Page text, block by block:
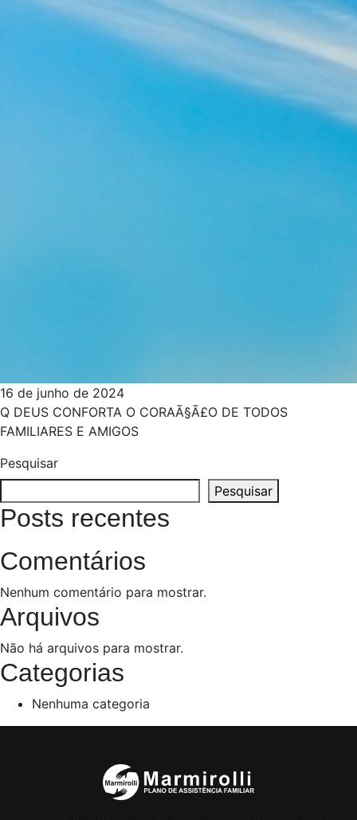
16 de junho de 2024
Q DEUS CONFORTA O CORAÃ§Ã£O DE TODOS
FAMILIARES E AMIGOS
Pesquisar
Pesquisar
Posts recentes
Comentários
Nenhum comentário para mostrar.
Arquivos
Não há arquivos para mostrar.
Categorias
Nenhuma categoria